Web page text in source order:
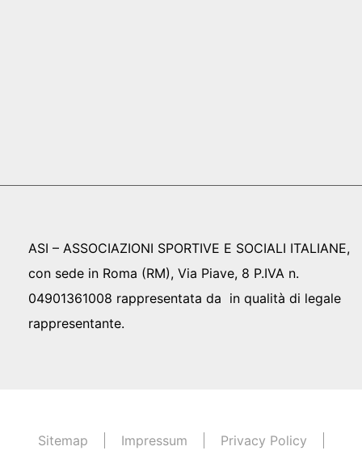
ASI – ASSOCIAZIONI SPORTIVE E SOCIALI ITALIANE,
con sede in Roma (RM), Via Piave, 8 P.IVA n.
04901361008 rappresentata da in qualità di legale
rappresentante.
Sitemap Impressum
Privacy Policy